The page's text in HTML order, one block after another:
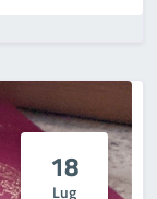
18
Lug